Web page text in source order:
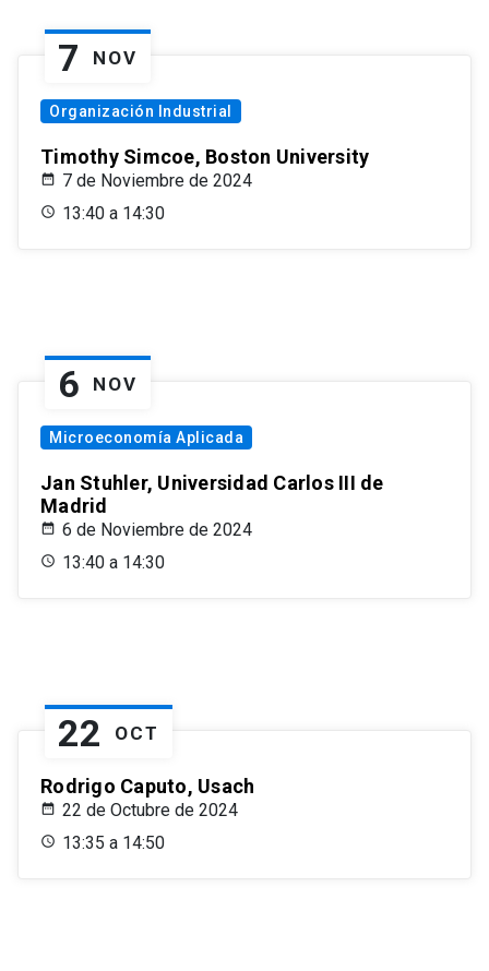
7 NOV
Organización Industrial
Timothy Simcoe, Boston University
7 de Noviembre de 2024
13:40 a 14:30
6 NOV
Microeconomía Aplicada
Jan Stuhler, Universidad Carlos III de
Madrid
6 de Noviembre de 2024
13:40 a 14:30
22 OCT
Rodrigo Caputo, Usach
22 de Octubre de 2024
13:35 a 14:50